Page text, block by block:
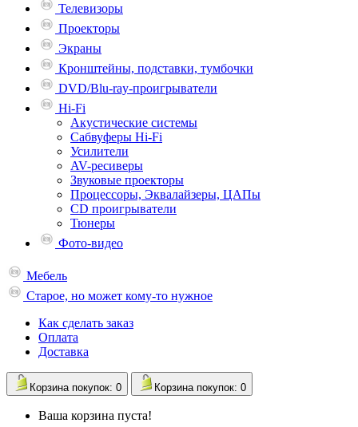
Телевизоpы
Проекторы
Экраны
Кронштейны, подставки, тумбочки
DVD/Blu-ray-проигрыватели
Hi-Fi
Акустические системы
Сабвуферы Hi-Fi
Усилители
AV-ресиверы
Звуковые проекторы
Процессоры, Эквалайзеры, ЦАПы
CD проигрыватели
Тюнеры
Фото-видео
Мебель
Старое, но может кому-то нужное
Как сделать заказ
Оплата
Доставка
Корзина покупок: 0 Корзина покупок: 0
Ваша корзина пуста!